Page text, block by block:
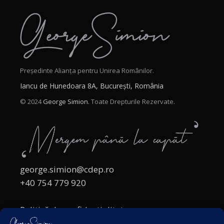
Președinte Alianța pentru Unirea Românilor.
Iancu de Hunedoara 8A, București, România
© 2024George Simion. Toate Drepturile Rezervate.
george.simion@cdep.ro
+40 754 779 920
Politică de confidențialitate